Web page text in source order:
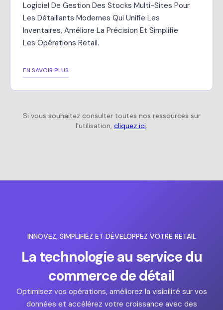
Logiciel De Gestion Des Stocks Multi-Sites Pour
Les Détaillants Modernes Qui Unifie Les
Inventaires, Améliore La Précision Et Simplifie
Les Opérations Retail.
EN SAVOIR PLUS
Si vous souhaitez consulter toutes nos ressources sur
l'utilisation, cliquez ici.
INNOVEZ, SIMPLIFIEZ ET DÉVELOPPEZ VOTRE RETAIL
La technologie au service du
commerce de détail
Optimisez vos opérations, améliorez la visibilité sur vos
données et accélérez votre croissance avec des